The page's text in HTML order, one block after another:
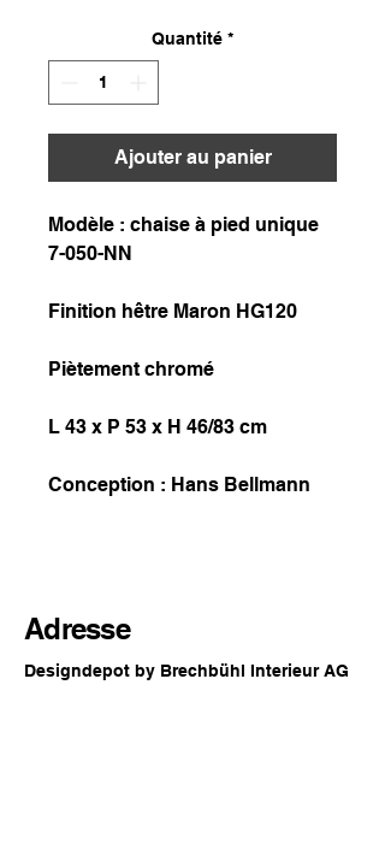
Quantité *
Ajouter au panier
Modèle : chaise à pied unique
7-050-NN
Finition hêtre Maron HG120
Piètement chromé
L 43 x P 53 x H 46/83 cm
Conception : Hans Bellmann
Adresse
Designdepot by Brechbühl Interieur AG